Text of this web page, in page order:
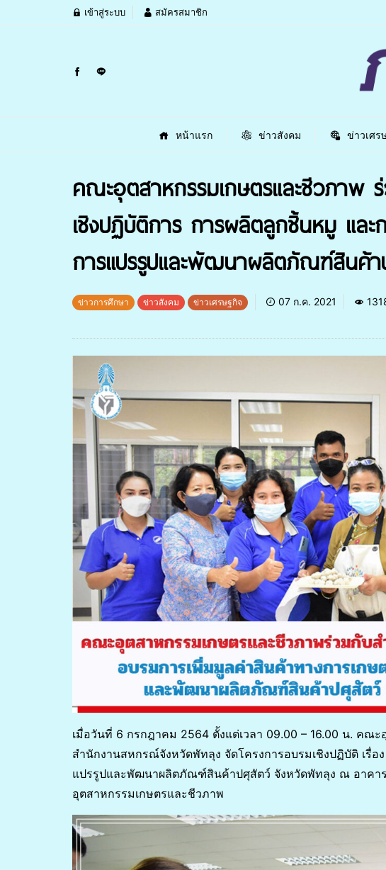
เข้าสู่ระบบ สมัครสมาชิก
หน้าแรก ข่าวสังคม ข่าวเศร
คณะอุตสาหกรรมเกษตรและชีวภาพ
เชิงปฏิบัติการ การผลิตลูกชิ้นหมู แล
การแปรรูปและพัฒนาผลิตภัณฑ์สินค้
ข่าวการศึกษา ข่าวสังคม ข่าวเศรษฐกิจ 07 ก.ค. 2021
เมื่อวันที่ 6 กรกฎาคม 2564 ตั้งแต่เวลา 09.00 – 16.00 น. คณ
สำนักงานสหกรณ์จังหวัดพัทลุง จัดโครงการอบรมเชิงปฏิบัติ เรื่อ
แปรรูปและพัฒนาผลิตภัณฑ์สินค้าปศุสัตว์ จังหวัดพัทลุง ณ อาคา
อุตสาหกรรมเกษตรและชีวภาพ